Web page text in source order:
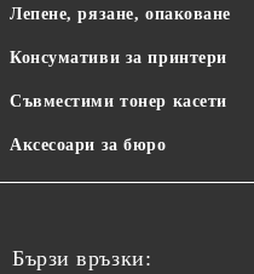
Лепене, рязане, опаковане
Консумативи за принтери
Съвместими тонер касети
Аксесоари за бюро
Бързи връзки: